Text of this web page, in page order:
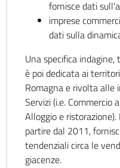
fornisce dati
imprese
dati sulla
Una specifica
è poi dedicata ai
Romagna e rivolta alle
Servizi (i.e. Commercio
Alloggio e
partire dal 2011,
tendenziali circa le
giacenze.